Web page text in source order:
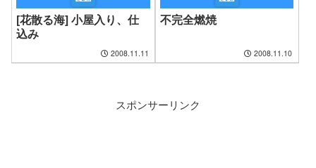
[花散る海] 小屋入り、仕
込み
2008.11.11
不完全燃焼
2008.11.10
スポンサーリンク